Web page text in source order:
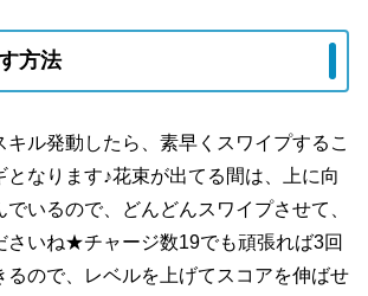
方法
キル発動したら、素早くスワイプするこ
となります♪花束が出てる間は、上に向
いるので、どんどんスワイプさせて、
さいね★チャージ数19でも頑張れば3回
るので、レベルを上げてスコアを伸ばせ